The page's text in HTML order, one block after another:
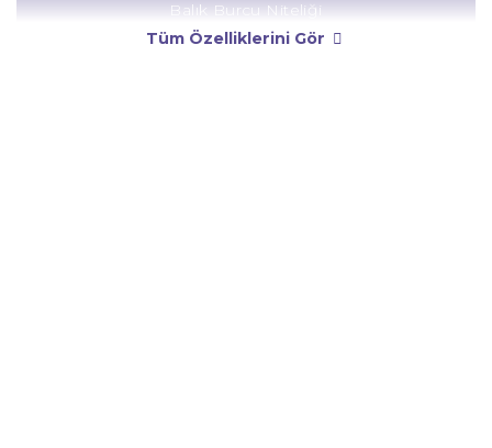
Balık Burcu Niteliği
Tüm Özelliklerini Gör